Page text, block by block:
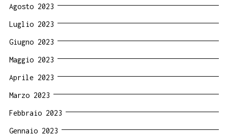
Agosto 2023
Luglio 2023
Giugno 2023
Maggio 2023
Aprile 2023
Marzo 2023
Febbraio 2023
Gennaio 2023